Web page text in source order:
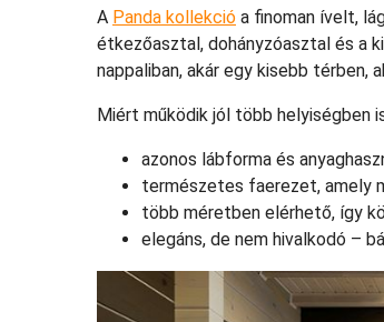
A Panda kollekció a finoman ívelt,
étkezőasztal, dohányzóasztal és a
nappaliban, akár egy kisebb térben,
Miért működik jól több helyiségben
azonos lábforma és
természetes faerezet, amely
több méretben elérhető, így
elegáns, de nem hivalkodó –